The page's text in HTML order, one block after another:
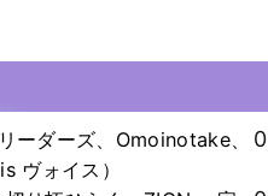
ーダーズ、Omoinotake、
ヴォイス）
0